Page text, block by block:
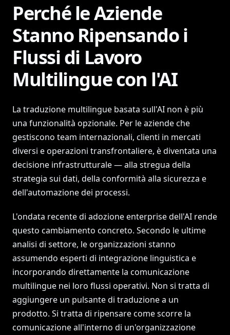
Perché le Aziende
Stanno Ripensando i
Flussi di Lavoro
Multilingue con l'AI
La traduzione multilingue basata sull'AI non è più
una funzionalità opzionale. Per le aziende che
gestiscono team internazionali, clienti in mercati
diversi e operazioni transfrontaliere, è diventata una
decisione infrastrutturale — alla stregua della
strategia sui dati, della conformità alla sicurezza e
dell'automazione dei processi.
L'ondata recente di adozione enterprise dell'AI rende
questo cambiamento concreto. Secondo le ultime
analisi di settore, le organizzazioni stanno
assumendo esperti di integrazione linguistica e
incorporando direttamente la comunicazione
multilingue nei loro flussi operativi. Non si tratta di
aggiungere un pulsante di traduzione a un
prodotto. Si tratta di ripensare come scorre la
comunicazione all'interno di un'organizzazione